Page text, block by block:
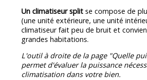
Un climatiseur split se compose de
(une unité extérieure, une unité
climatiseur fait peu de bruit et
grandes habitations.
L'outil à droite de la page "Quelle
permet d'évaluer la puissance
climatisation dans votre bien.